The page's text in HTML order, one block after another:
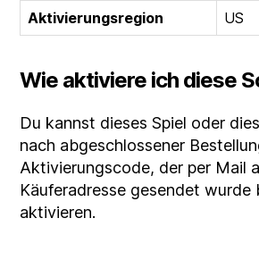
Aktivierungsregion US
Wie aktiviere ich diese
Du kannst dieses Spiel oder
nach abgeschlossener
Aktivierungscode, der per Mail
Käuferadresse gesendet wurde
aktivieren.